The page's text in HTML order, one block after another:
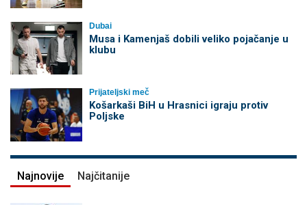
Dubai
Musa i Kamenjaš dobili veliko pojačanje u
klubu
Prijateljski meč
Košarkaši BiH u Hrasnici igraju protiv
Poljske
Najnovije Najčitanije